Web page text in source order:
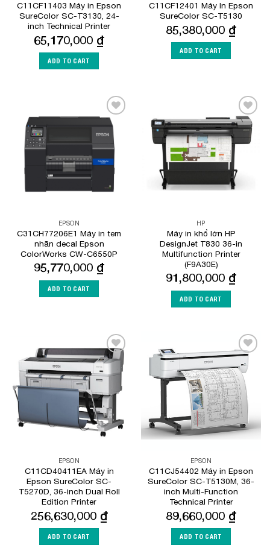
C11CF11403 Máy in Epson
SureColor SC-T3130, 24-
inch Technical Printer
65,170,000 ₫
ADD TO CART
C11CF12401 Máy In Epson
SureColor SC-T5130
85,380,000 ₫
ADD TO CART
Add to
Wishlist
EPSON
C31CH77206E1 Máy in tem
nhãn decal Epson
ColorWorks CW-C6550P
95,770,000 ₫
ADD TO CART
Add to
Wishlist
HP
Máy in khổ lớn HP
DesignJet T830 36-in
Multifunction Printer
(F9A30E)
91,800,000 ₫
ADD TO CART
Add to
Wishlist
EPSON
C11CD40411EA Máy in
Epson SureColor SC-
T5270D, 36-inch Dual Roll
Edition Printer
256,630,000 ₫
ADD TO CART
Wishlist
EPSON
C11CJ54402 Máy in Epson
SureColor SC-T5130M, 36-
inch Multi-Function
Technical Printer
89,660,000 ₫
ADD TO CART